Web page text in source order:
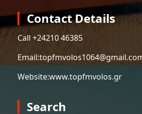
Contact Details
Call +24210 46385
Email:
Website:www.topfmvolos.gr
Search